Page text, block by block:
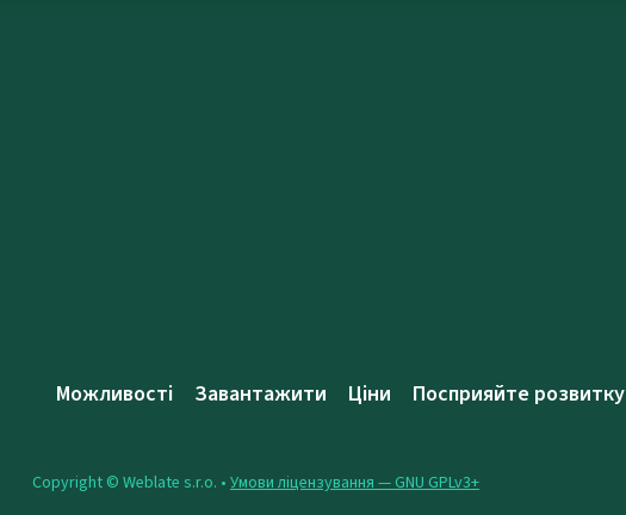
Можливості Завантажити Ціни Посприяйте розвитку
Copyright © Weblate s.r.o. • Умови ліцензування — GNU GPLv3+